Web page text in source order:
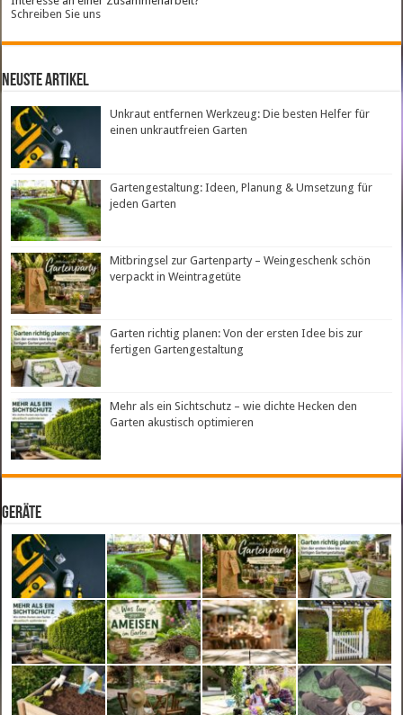
Schreiben Sie uns
neuste Artikel
Unkraut entfernen Werkzeug: Die besten Helfer für
einen unkrautfreien Garten
Gartengestaltung: Ideen, Planung & Umsetzung für
jeden Garten
Mitbringsel zur Gartenparty – Weingeschenk schön
verpackt in Weintragetüte
Garten richtig planen: Von der ersten Idee bis zur
fertigen Gartengestaltung
Mehr als ein Sichtschutz – wie dichte Hecken den
Garten akustisch optimieren
Geräte